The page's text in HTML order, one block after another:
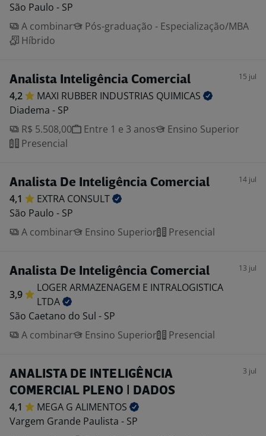
São Paulo - SP
A combinar
Pós-graduação - Especialização/MBA
Híbrido
Analista Inteligência Comercial 15 jul
4,2 MAXI RUBBER INDUSTRIAS QUIMICAS
Diadema - SP
R$ 5.508,00
Entre 1 e 3 anos
Ensino Superior
Presencial
Analista De Inteligência Comercial 14 jul
4,1 EXTRA CONSULT
São Paulo - SP
A combinar
Ensino Superior Presencial
Analista De Inteligência Comercial 13 jul
3,9
LOGER ARMAZENAGEM E INTRALOGISTICA
LTDA
São Caetano do Sul - SP
A combinar
Ensino Superior Presencial
ANALISTA DE INTELIGÊNCIA
COMERCIAL PLENO | DADOS
3 jul
4,1 MEGA G ALIMENTOS
Vargem Grande Paulista - SP